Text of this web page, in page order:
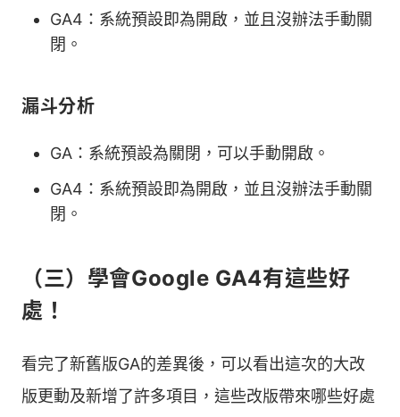
GA4：系統預設即為開啟，並且沒辦法手動關
閉。
漏斗分析
GA：系統預設為關閉，可以手動開啟。
GA4：系統預設即為開啟，並且沒辦法手動關
閉。
（三）學會Google GA4有這些好
處！
看完了新舊版GA的差異後，可以看出這次的大改
版更動及新增了許多項目，這些改版帶來哪些好處